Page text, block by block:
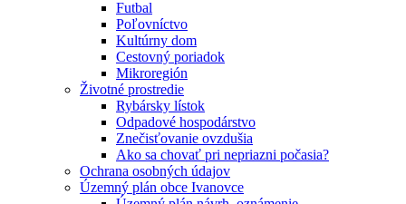
Futbal
Poľovníctvo
Kultúrny dom
Cestovný poriadok
Mikroregión
Životné prostredie
Rybársky lístok
Odpadové hospodárstvo
Znečisťovanie ovzdušia
Ako sa chovať pri nepriazni počasia?
Ochrana osobných údajov
Územný plán obce Ivanovce